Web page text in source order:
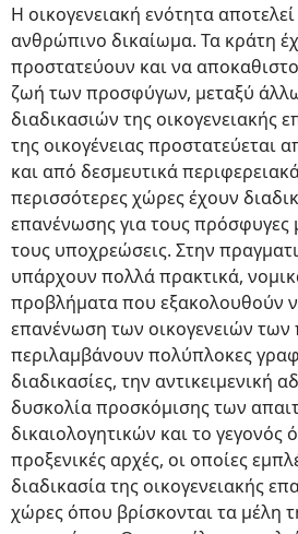
Η οικογενειακή ενότητα
ανθρώπινο δικαίωμα. Τα κράτη
προστατεύουν και να
ζωή των προσφύγων, μεταξύ
διαδικασιών της οικογενειακής
της οικογένειας προστατεύεται
και από δεσμευτικά
περισσότερες χώρες έχουν
επανένωσης για τους πρόσφυγες
τους υποχρεώσεις. Στην
υπάρχουν πολλά πρακτικά,
προβλήματα που εξακολουθούν
επανένωση των οικογενειών
περιλαμβάνουν πολύπλοκες
διαδικασίες, την αντικειμενική
δυσκολία προσκόμισης των
δικαιολογητικών και το γεγονός
προξενικές αρχές, οι οποίες
διαδικασία της οικογενειακής
χώρες όπου βρίσκονται τα μέλη